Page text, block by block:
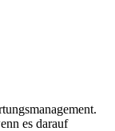
es darauf